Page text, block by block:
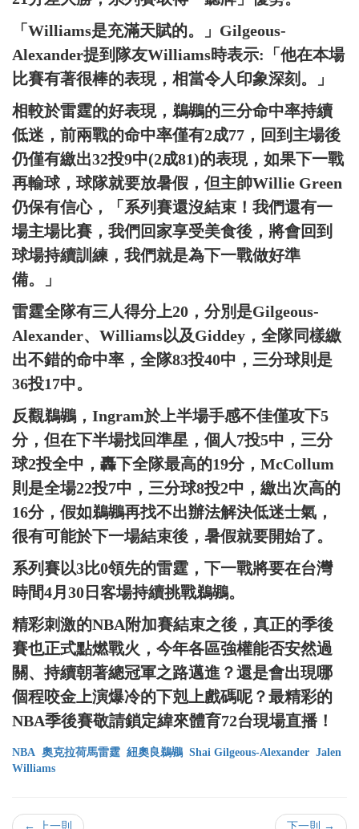
「Williams是充滿天賦的。」Gilgeous-
Alexander提到隊友Williams時表示:「他在本場
比賽有著很棒的表現，相當令人印象深刻。」
相較於雷霆的好表現，鵜鶘的三分命中率持續
低迷，前兩戰的命中率僅有2成77，回到主場後
仍僅有繳出32投9中(2成81)的表現，如果下一戰
再輸球，球隊就要放暑假，但主帥Willie Green
仍保有信心，「系列賽還沒結束！我們還有一
場主場比賽，我們回家享受美食後，將會回到
球場持續訓練，我們就是為下一戰做好準
備。」
雷霆全隊有三人得分上20，分別是Gilgeous-
Alexander、Williams以及Giddey，全隊同樣繳
出不錯的命中率，全隊83投40中，三分球則是
36投17中。
反觀鵜鶘，Ingram於上半場手感不佳僅攻下5
分，但在下半場找回準星，個人7投5中，三分
球2投全中，轟下全隊最高的19分，McCollum
則是全場22投7中，三分球8投2中，繳出次高的
16分，假如鵜鶘再找不出辦法解決低迷士氣，
很有可能於下一場結束後，暑假就要開始了。
系列賽以3比0領先的雷霆，下一戰將要在台灣
時間4月30日客場持續挑戰鵜鶘。
精彩刺激的NBA附加賽結束之後，真正的季後
賽也正式點燃戰火，今年各區強權能否安然過
關、持續朝著總冠軍之路邁進？還是會出現哪
個程咬金上演爆冷的下剋上戲碼呢？最精彩的
NBA季後賽敬請鎖定緯來體育72台現場直播！
NBA 奧克拉荷馬雷霆 紐奧良鵜鶘 Shai Gilgeous-Alexander Jalen
Williams
← 上一則 下一則 →